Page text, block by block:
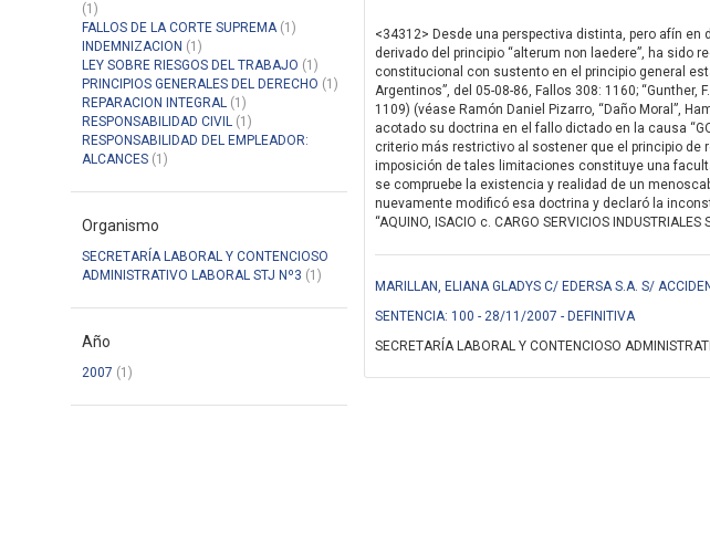
(1)
FALLOS DE LA CORTE SUPREMA(1)
INDEMNIZACION (1)
LEY SOBRE RIESGOS DEL TRABAJO (1)
PRINCIPIOS GENERALES DEL DERECHO (1)
REPARACION INTEGRAL (1)
RESPONSABILIDAD CIVIL (1)
RESPONSABILIDAD DEL EMPLEADOR:
ALCANCES (1)
Organismo
SECRETARÍA LABORAL Y CONTENCIOSO
ADMINISTRATIVO LABORAL STJ Nº3 (1)
Año
2007 (1)
<34312> Desde una perspectiva distinta, pero afín
derivado del principio “alterum non laedere”, ha sido
constitucional con sustento en el principio general
Argentinos”, del 05-08-86, Fallos 308: 1160; “Gunther,
1109) (véase Ramón Daniel Pizarro, “Daño Moral”,
acotado su doctrina en el fallo dictado en la causa
criterio más restrictivo al sostener que el principio de
imposición de tales limitaciones constituye una
se compruebe la existencia y realidad de un
nuevamente modificó esa doctrina y declaró la
“AQUINO, ISACIO c. CARGO SERVICIOS
MARILLAN, ELIANA GLADYS C/ EDERSA S.A. S/
SENTENCIA: 100 - 28/11/2007 - DEFINITIVA
SECRETARÍA LABORAL Y CONTENCIOSO